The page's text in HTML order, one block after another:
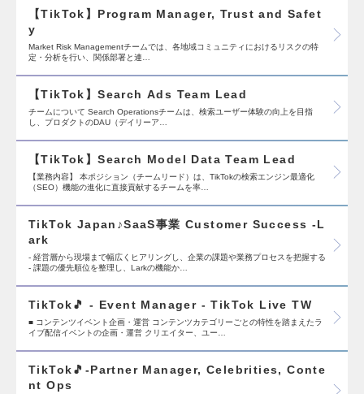
【TikTok】Program Manager, Trust and Safet
y
Market Risk Managementチームでは、各地域コミュニティにおけるリスクの特
定・分析を行い、関係部署と連…
【TikTok】Search Ads Team Lead
チームについて Search Operationsチームは、検索ユーザー体験の向上を目指
し、プロダクトのDAU（デイリーア…
【TikTok】Search Model Data Team Lead
【業務内容】 本ポジション（チームリード）は、TikTokの検索エンジン最適化
（SEO）機能の進化に直接貢献するチームを率…
TikTok Japan♪SaaS事業 Customer Success -L
ark
- 経営層から現場まで幅広くヒアリングし、企業の課題や業務プロセスを把握する
- 課題の優先順位を整理し、Larkの機能か…
TikTok🎵 - Event Manager - TikTok Live TW
■ コンテンツイベント企画・運営 コンテンツカテゴリーごとの特性を踏まえたラ
イブ配信イベントの企画・運営 クリエイター、ユー…
TikTok🎵-Partner Manager, Celebrities, Conte
nt Ops